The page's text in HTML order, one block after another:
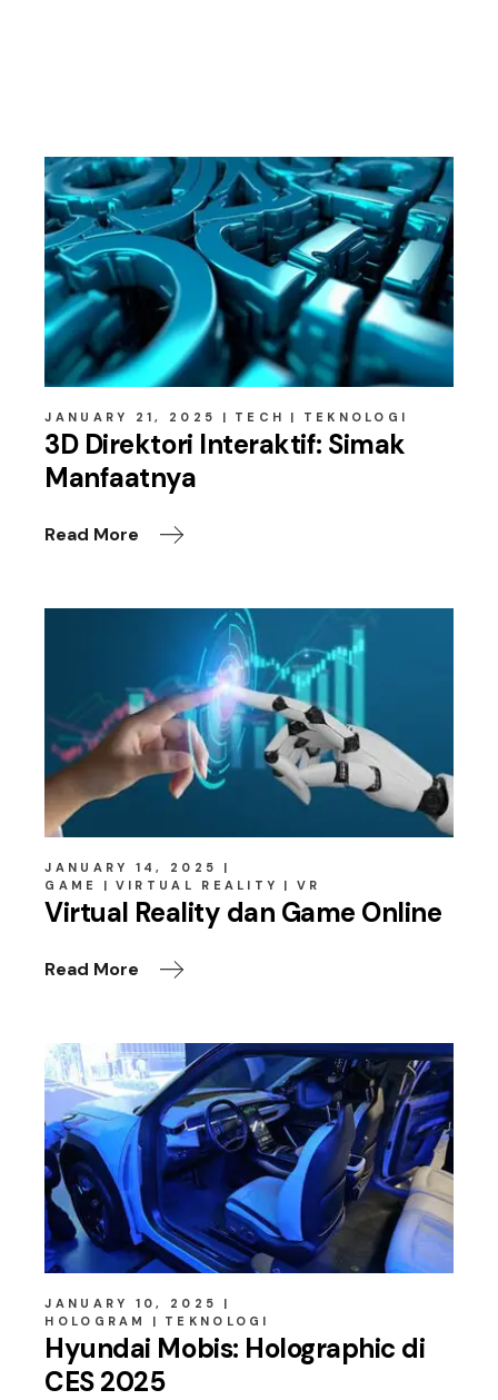
JANUARY 21, 2025 TECH TEKNOLOGI
3D Direktori Interaktif: Simak
Manfaatnya
Read More
JANUARY 14, 2025
GAME
VIRTUAL REALITY VR
Virtual Reality dan Game Online
Read More
JANUARY 10, 2025
HOLOGRAM
TEKNOLOGI
Hyundai Mobis: Holographic di
CES 2025